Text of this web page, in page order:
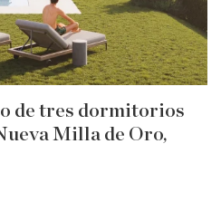
de tres dormitorios
Milla de Oro,